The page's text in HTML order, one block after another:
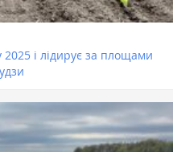
і лідирує за площами